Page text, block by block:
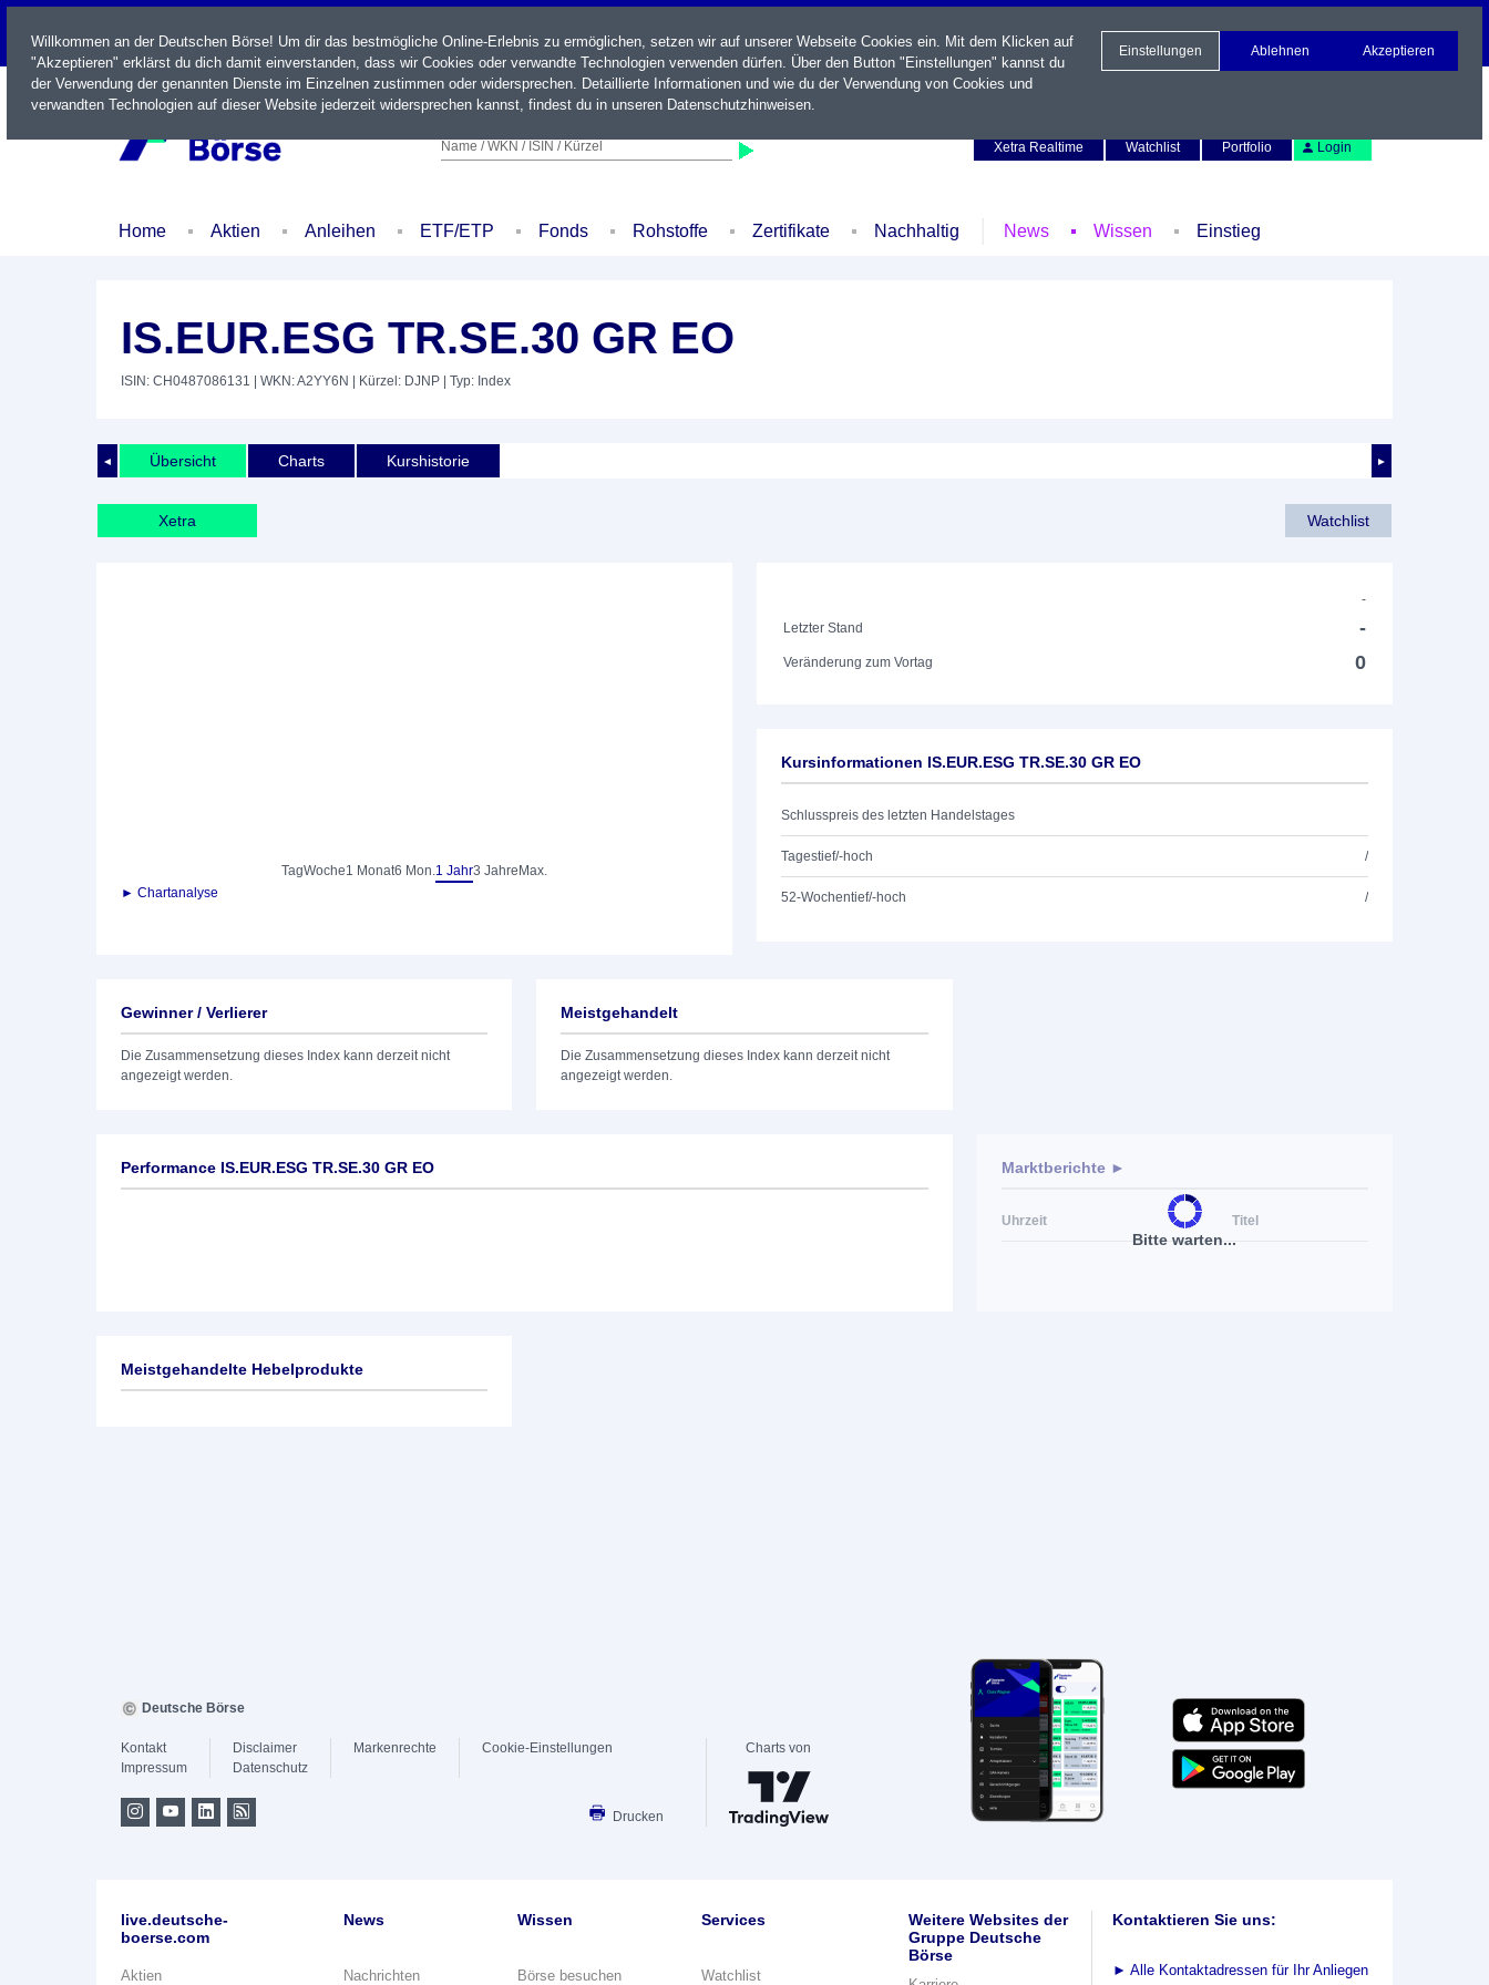
LIVE
Name / WKN / ISIN / Kürzel
Xetra Realtime
Watchlist Portfolio Login
Home Aktien Anleihen ETF/ETP Fonds Rohstoffe Zertifikate Nachhaltig News Wissen Einstieg
IS.EUR.ESG TR.SE.30 GR EO
ISIN: CH0487086131 | WKN: A2YY6N | Kürzel: DJNP | Typ: Index
◄ ►
Übersicht Charts Kurshistorie
Xetra Watchlist
TagWoche1 Monat6 Mon.1 Jahr3 Jahre Max.
► Chartanalyse
-
Letzter Stand
-
Veränderung zum Vortag 0
Kursinformationen IS.EUR.ESG TR.SE.30 GR EO
Schlusspreis des letzten Handelstages
Tagestief/-hoch /
52-Wochentief/-hoch /
Gewinner / Verlierer
Die Zusammensetzung dieses Index kann derzeit nicht
angezeigt werden.
Meistgehandelt
Die Zusammensetzung dieses Index kann derzeit nicht
angezeigt werden.
Performance IS.EUR.ESG TR.SE.30 GR EO
Bitte warten...
Marktberichte ►
Uhrzeit Titel
Meistgehandelte Hebelprodukte
Willkommen an der Deutschen Börse! Um dir das bestmögliche Online-Erlebnis zu ermöglichen, setzen wir auf unserer Webseite Cookies ein. Mit dem Klicken auf
"Akzeptieren" erklärst du dich damit einverstanden, dass wir Cookies oder verwandte Technologien verwenden dürfen. Über den Button "Einstellungen" kannst du
der Verwendung der genannten Dienste im Einzelnen zustimmen oder widersprechen. Detaillierte Informationen und wie du der Verwendung von Cookies und
verwandten Technologien auf dieser Website jederzeit widersprechen kannst, findest du in unseren Datenschutzhinweisen.
Einstellungen Ablehnen Akzeptieren
Deutsche Börse
Kontakt
Impressum
Disclaimer
Datenschutz
Markenrechte Cookie-Einstellungen
Drucken
Charts von
live.deutsche-
boerse.com
Aktien
News
Nachrichten
Wissen
Börse besuchen
Services
Watchlist
Weitere Websites der
Gruppe Deutsche
Börse
Kontaktieren Sie uns:
► Alle Kontaktadressen für Ihr Anliegen